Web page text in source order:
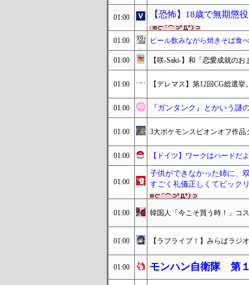
01:00 【恐怖】18歳で無期懲
01:00 ビール飲みながら焼きそば食
01:00 【咲-Saki-】和「恋愛成就の
01:00 【デレマス】第12回CG総選挙
01:00 『ガンタンク』とかいう謎
01:00 3大ポケモンスピオンオフ作
01:00 【ドイツ】ワークはハードだ
01:00
子供ができなかった姉に、
すごく礼儀正しくてビックリ
01:00 韓国人「今こそ買う時！」コ
01:00 【ラブライブ！】みらぱラジ
01:00 モンハン自衛隊 第